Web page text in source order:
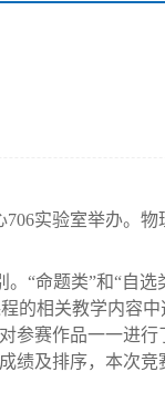
706实验室举办。物
“命题类”和“自选
的相关教学内容
参赛作品一一进行
绩及排序，本次竞